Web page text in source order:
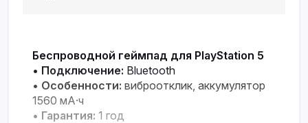
Беспроводной геймпад для PlayStation 5
• Подключение: Bluetooth
• Особенности: виброотклик, аккумулятор
1560 мА·ч
• Гарантия: 1 год